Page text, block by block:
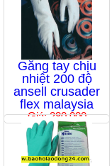
Găng tay chịu
nhiệt 200 độ
ansell crusader
flex malaysia
Giá: 280,000